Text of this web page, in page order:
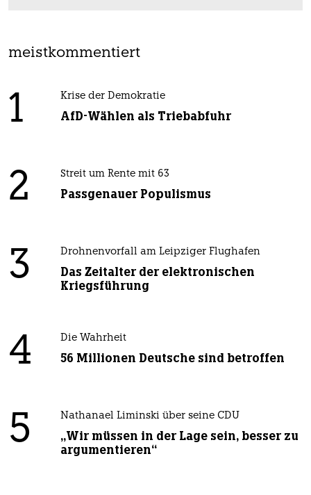
meistkommentiert
1 Krise der Demokratie
AfD-Wählen als Triebabfuhr
2 Streit um Rente mit 63
Passgenauer Populismus
3 Drohnenvorfall am Leipziger Flughafen
Das Zeitalter der elektronischen
Kriegsführung
4 Die Wahrheit
56 Millionen Deutsche sind betroffen
5 Nathanael Liminski über seine CDU
„Wir müssen in der Lage sein, besser zu
argumentieren“